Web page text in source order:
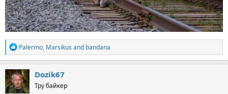
R
e
a
c
t
i
Palermo, Marsikus and bandana
Dozik67
Тру байкер